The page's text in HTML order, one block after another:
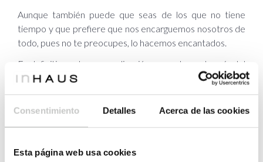
Consentimiento Detalles Acerca de las cookies
Esta página web usa cookies
Aunque también puede que seas de los que no tiene
tiempo y que prefiere que nos encarguemos nosotros de
todo, pues no te preocupes, lo hacemos encantados.
En definitiva esta personalización es un elemento más del
conceptotodo incluido
con el que trabajamos. En Casas
inHaus queremos ponerte las cosas fáciles, porque tener
una vivienda tal y como nos la imaginamos nunca ha sido